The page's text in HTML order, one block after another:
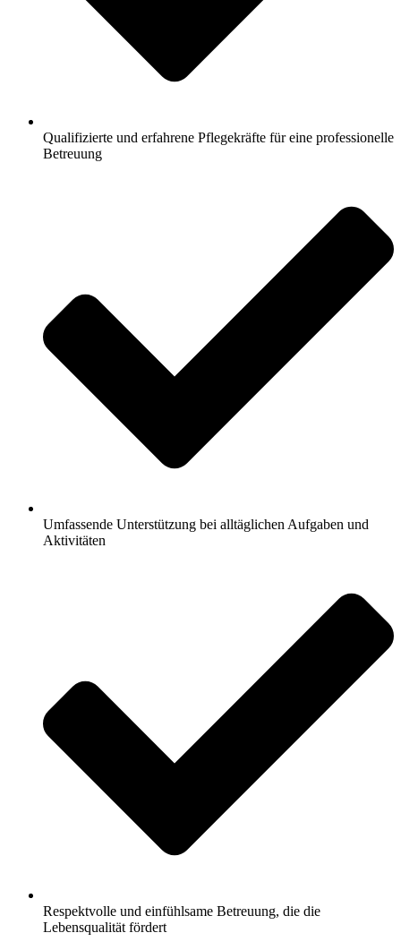
Qualifizierte und erfahrene Pflegekräfte für eine professionelle
Betreuung
Umfassende Unterstützung bei alltäglichen Aufgaben und
Aktivitäten
Respektvolle und einfühlsame Betreuung, die die
Lebensqualität fördert